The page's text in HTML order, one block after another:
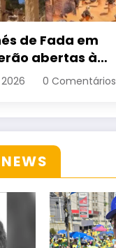
de Fada em
abertas à
controlada
0 Comentários